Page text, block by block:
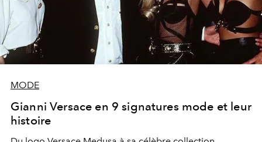
MODE
Gianni Versace en 9 signatures mode et leur
histoire